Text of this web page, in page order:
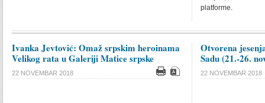
platforme.
Ivanka Jevtović: Omaž srpskim heroinama
Velikog rata u Galeriji Matice srpske
22 NOVEMBAR 2018
Otvorena
Sadu (21.-26.
22 NOVEMBAR 2018